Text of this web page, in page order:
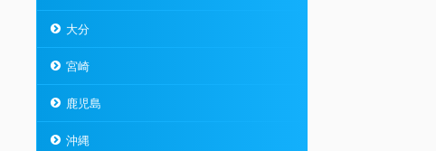
大分
宮崎
鹿児島
沖縄